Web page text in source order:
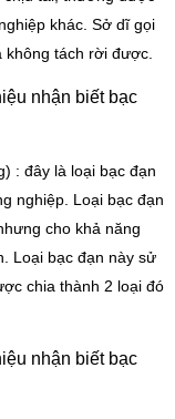
khác. Sở dĩ gọi
không tách rời được.
: đây là loại bạc đạn
nghiệp. Loại bạc đạn
cho khả năng
Loại bạc đạn này sử
chia thành 2 loại đó